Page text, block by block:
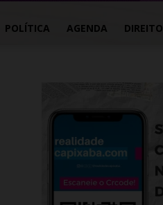
POLÍTICA AGENDA DIREITO